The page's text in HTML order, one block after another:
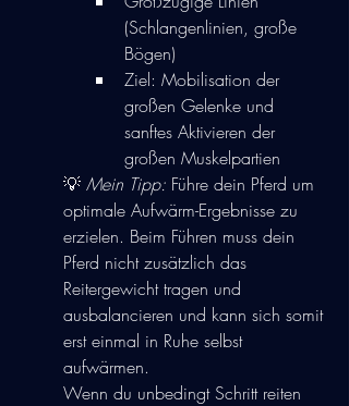
(Schlangenlinien, große
Bögen)
Ziel: Mobilisation der
großen Gelenke und
sanftes Aktivieren der
großen Muskelpartien
💡 Mein Tipp: Führe dein Pferd um
optimale Aufwärm-Ergebnisse zu
erzielen. Beim Führen muss dein
Pferd nicht zusätzlich das
Reitergewicht tragen und
ausbalancieren und kann sich somit
erst einmal in Ruhe selbst
aufwärmen.
Wenn du unbedingt Schritt reiten